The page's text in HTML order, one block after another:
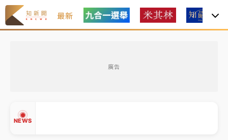
最新
廣告
NEWS
有片｜
連根拔起